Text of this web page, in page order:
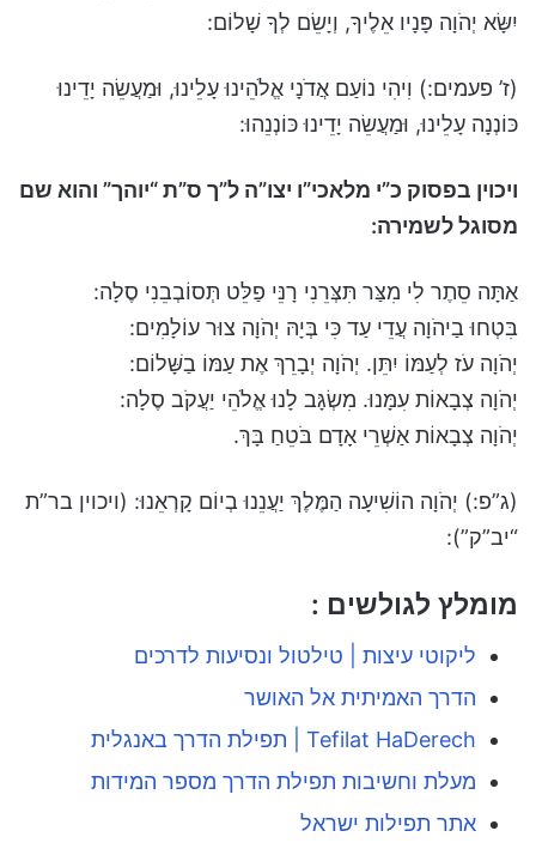
יִשָּׂא יְהֹוָה פָּנָיו אֵלֶיךָ, וְיָשֵׂם לְךָ שָׁלוֹם:
(ז’ פעמים:) וִיהִי נוֹעַם אֲדֹנָי אֱלֹהֵינוּ עָלֵינוּ, וּמַעֲשֵׂה יָדֵינוּ
כּוֹנְנָה עָלֵינוּ, וּמַעֲשֵׂה יָדֵינוּ כּוֹנְנֵהוּ:
ויכוין בפסוק כ”י מלאכי”ו יצו”ה ל”ך ס”ת “יוהך” והוא שם
מסוגל לשמירה:
אַתָּה סֵתֶר לִי מִצַּר תִּצְּרֵנִי רָנֵּי פַלֵּט תְּסוֹבְבֵנִי סֶלָה:
בִּטְחוּ בַיהֹוָה עֲדֵי עַד כִּי בְּיָהּ יְהֹוָה צוּר עוֹלָמִים:
יְהֹוָה עֹז לְעַמּוֹ יִתֵּן. יְהֹוָה יְבָרֵךְ אֶת עַמּוֹ בַשָּׁלוֹם:
יְהֹוָה צְבָאוֹת עִמָּנוּ. מִשְׂגָּב לָנוּ אֱלֹהֵי יַעֲקֹב סֶלָה:
יְהֹוָה צְבָאוֹת אַשְׁרֵי אָדָם בֹּטֵחַ בָּךְ.
(ג”פ:) יְהֹוָה הוֹשִׁיעָה הַמֶּלֶךְ יַעֲנֵנוּ בְיוֹם קָרְאֵנוּ: (ויכוין בר”ת
“יב”ק”):
מומלץ לגולשים :
ליקוטי עיצות | טילטול ונסיעות לדרכים
הדרך האמיתית אל האושר
Tefilat HaDerech | תפילת הדרך באנגלית
מעלת וחשיבות תפילת הדרך מספר המידות
אתר תפילות ישראל